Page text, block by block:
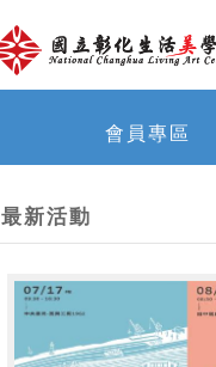
會員專區
最新活動